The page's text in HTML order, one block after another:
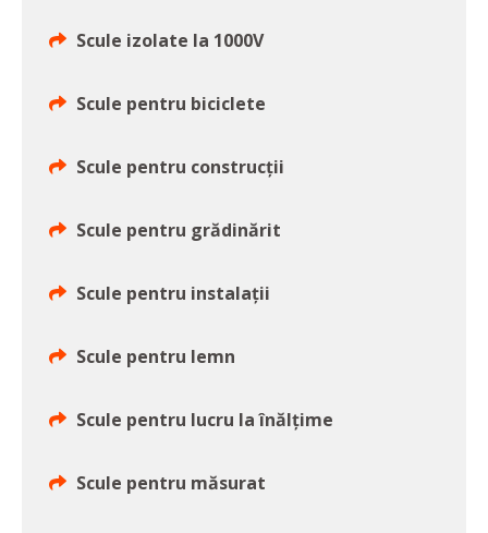
Scule izolate la 1000V
Scule pentru biciclete
Scule pentru construcţii
Scule pentru grădinărit
Scule pentru instalaţii
Scule pentru lemn
Scule pentru lucru la înălţime
Scule pentru măsurat